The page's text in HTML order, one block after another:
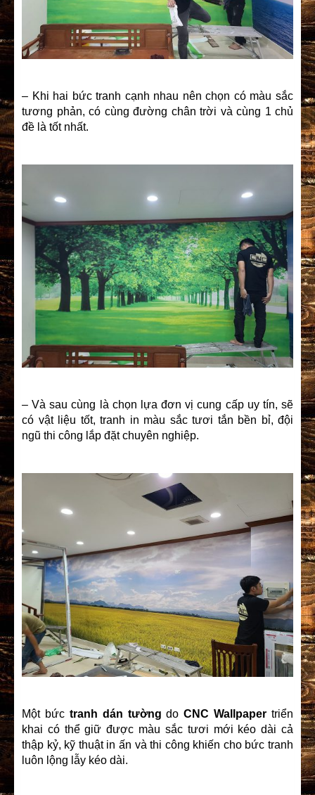
– Khi hai bức tranh cạnh nhau nên chọn có màu sắc
tương phản, có cùng đường chân trời và cùng 1 chủ
đề là tốt nhất.
– Và sau cùng là chọn lựa đơn vị cung cấp uy tín, sẽ
có vật liệu tốt, tranh in màu sắc tươi tắn bền bỉ, đội
ngũ thi công lắp đặt chuyên nghiệp.
Một bức tranh dán tường doCNC Wallpaper triển
khai có thể giữ được màu sắc tươi mới kéo dài cả
thập kỷ, kỹ thuật in ấn và thi công khiến cho bức tranh
luôn lộng lẫy kéo dài.